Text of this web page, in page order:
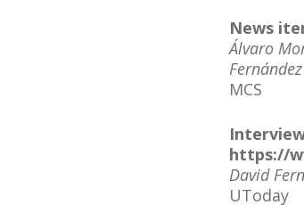
News
Álvaro
MCS
https://
David
UToday